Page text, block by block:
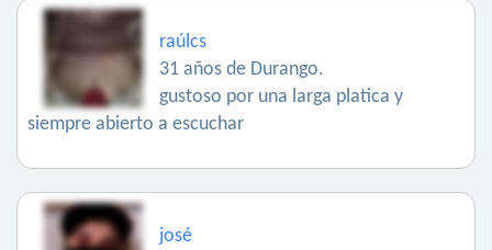
raúlcs
31 años de Durango.
gustoso por una larga platica y
siempre abierto a escuchar
josé